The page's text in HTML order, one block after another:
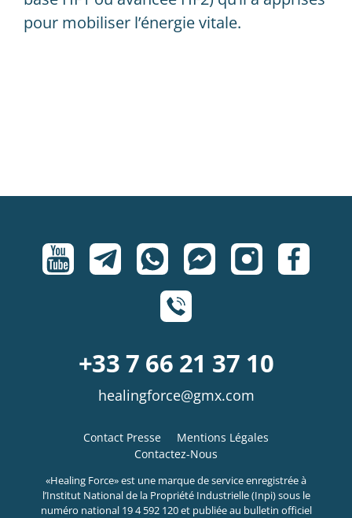
pour mobiliser l’énergie vitale.
+33 7 66 21 37 10
healingforce@gmx.com
Contact Presse
Mentions Légales
Contactez-Nous
​«Healing Force» est une marque de service enregistrée à
l’Institut National de la Propriété Industrielle (Inpi) sous le
numéro national 19 4 592 120 et publiée au bulletin officiel